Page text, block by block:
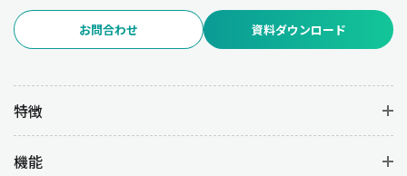
お問合わせ 資料ダウンロード
特徴
機能